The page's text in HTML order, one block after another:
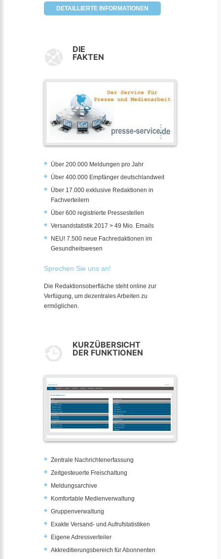
DETAILLIERTE INFORMATIONEN
DIE
FAKTEN
Über 200.000 Meldungen pro Jahr
Über 400.000 Empfänger deutschlandweit
Über 17.000 exklusive Redaktionen in
Fachverteilern
Über 600 registrierte Pressestellen
Versandstatistik 2017 > 49 Mio. Emails
NEU! 7.500 neue Fachredaktionen im
Gesundheitswesen
Sprechen Sie uns an!
Die Redaktionsoberfläche steht online zur
Verfügung, um dezentrales Arbeiten zu
ermöglichen.
KURZÜBERSICHT
DER FUNKTIONEN
Zentrale Nachrichtenerfassung
Zeitgesteuerte Freischaltung
Meldungsarchive
Komfortable Medienverwaltung
Gruppenverwaltung
Exakte Versand- und Aufrufstatistiken
Eigene Adressverteiler
Akkreditierungsbereich für Abonnenten